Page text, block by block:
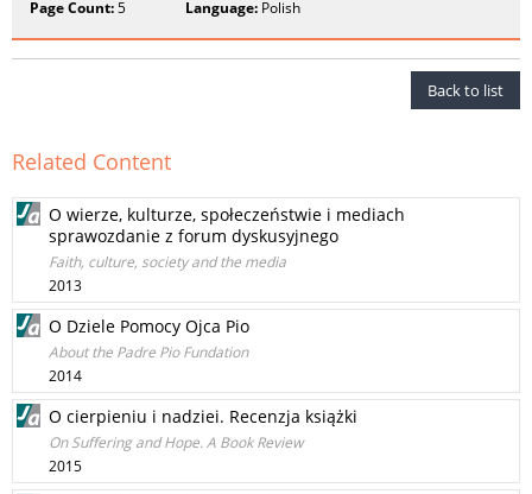
Page Count:5 Language: Polish
Back to list
Related Content
O wierze, kulturze, społeczeństwie i mediach
sprawozdanie z forum dyskusyjnego
Faith, culture, society and the media
2013
O Dziele Pomocy Ojca Pio
About the Padre Pio Fundation
2014
O cierpieniu i nadziei. Recenzja książki
On Suffering and Hope. A Book Review
2015